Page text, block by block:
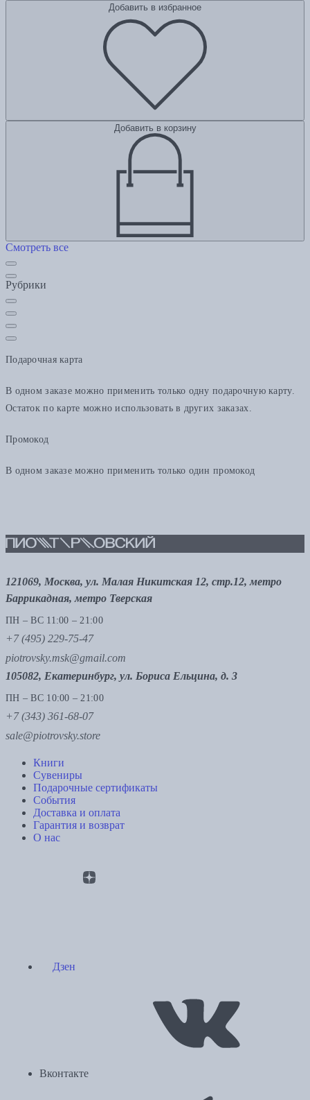
Добавить в избранное
Добавить в корзину
Смотреть все
Рубрики
Подарочная карта
В одном заказе можно применить только одну подарочную карту.
Остаток по карте можно использовать в других заказах.
Промокод
В одном заказе можно применить только один промокод
121069, Москва, ул. Малая Никитская 12, стр.12, метро
Баррикадная, метро Тверская
ПН – ВС 11:00 – 21:00
+7 (495) 229-75-47
piotrovsky.msk@gmail.com
105082, Екатеринбург, ул. Бориса Ельцина, д. 3
ПН – ВС 10:00 – 21:00
+7 (343) 361-68-07
sale@piotrovsky.store
Книги
Сувениры
Подарочные сертификаты
События
Доставка и оплата
Гарантия и возврат
О нас
Дзен
Вконтакте